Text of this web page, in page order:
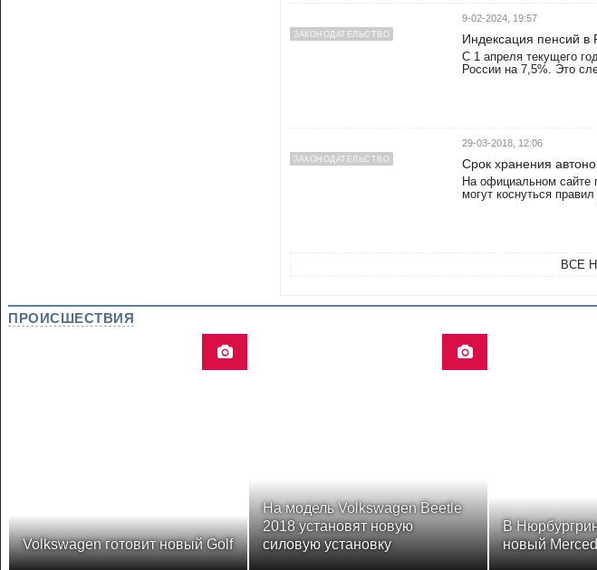
ЗАКОНОДАТЕЛЬСТВО
9-02-2024, 19:57
Индексация пенсий в
С 1 апреля текущего
России на 7,5%. Это
ЗАКОНОДАТЕЛЬСТВО
29-03-2018, 12:06
Срок хранения
На официальном сайте
могут коснуться
ВСЕ
ПРОИСШЕСТВИЯ
Volkswagen готовит новый Golf
На модель Volkswagen Beetle
2018 установят новую
силовую установку
В
новый